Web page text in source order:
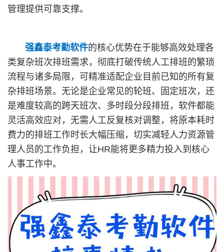
管理提供可靠支撑。
强鑫泰考勤软件的核心优势在于能够高效处理各
类复杂班次排班需求，彻底打破传统人工排班的繁琐
流程与诸多局限，可精准适配企业目前已知的所有复
杂排班场景。无论是企业常见的轮班、固定班次，还
是难度较高的跨天班次、多时段分段排班，软件都能
灵活高效应对，无需人工反复核对调整，将原本耗时
费力的排班工作时长大幅压缩，切实减轻人力资源管
理人员的工作负担，让HR能将更多精力投入到核心
人事工作中。